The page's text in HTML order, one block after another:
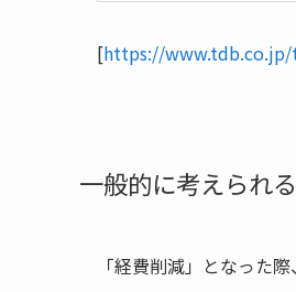
[https://
一般的に考えられ
「経費削減」となった